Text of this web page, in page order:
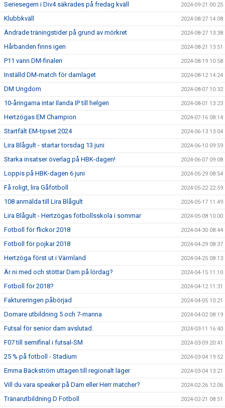
Seriesegern i Div4 säkrades på fredag kväll 2024-09-21 00:25
Klubbkväll 2024-08-27 14:08
Ändrade träningstider på grund av mörkret 2024-08-27 13:38
Hårbanden finns igen 2024-08-21 13:51
P11 vann DM-finalen 2024-08-19 10:58
Inställd DM-match för damlaget 2024-08-12 14:24
DM Ungdom 2024-08-07 10:32
10-åringarna intar Ilanda IP till helgen 2024-08-01 13:23
Hertzögas EM Champion 2024-07-16 08:14
Startfält EM-tipset 2024 2024-06-13 13:04
Lira Blågult - startar torsdag 13 juni 2024-06-10 09:59
Starka insatser överlag på HBK-dagen! 2024-06-07 09:08
Loppis på HBK-dagen 6 juni 2024-05-29 08:54
Få roligt, lira Gåfotboll 2024-05-22 22:59
108 anmälda till Lira Blågult 2024-05-17 11:49
Lira Blågult - Hertzögas fotbollsskola i sommar 2024-05-08 10:00
Fotboll för flickor 2018 2024-04-30 08:44
Fotboll för pojkar 2018 2024-04-29 08:37
Hertzöga först ut i Värmland 2024-04-25 08:13
Är ni med och stöttar Dam på lördag? 2024-04-15 11:10
Fotboll för 2018? 2024-04-12 11:31
Faktureringen påbörjad 2024-04-05 10:21
Domare utbildning 5 och 7-manna 2024-04-02 08:19
Futsal för senior dam avslutad. 2024-03-11 16:40
F07 till semifinal i futsal-SM 2024-03-09 20:41
25 % på fotboll - Stadium 2024-03-04 19:52
Emma Bäckström uttagen till regionalt läger 2024-03-04 13:21
Vill du vara speaker på Dam eller Herr matcher? 2024-02-26 12:06
Tränarutbildning D Fotboll 2024-02-21 08:51